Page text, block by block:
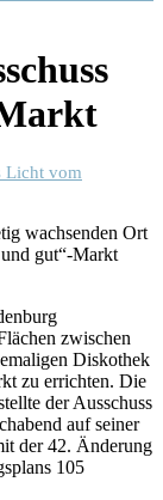
Licht vom
wachsenden Ort
gut“-Markt
zwischen
Diskothek
zu errichten. Die
der Ausschuss
auf seiner
der 42. Änderung
105